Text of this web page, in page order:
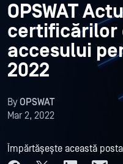
OPSWAT
certificărilor
accesului
2022
ByOPSWAT
Mar 2, 2022
Împărtășește această